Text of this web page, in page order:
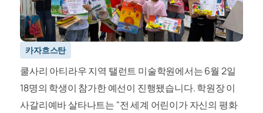
카자흐스탄
쿨사리 아티라우 지역 탤런트 미술학원에서는 6월 2일
18명의 학생이 참가한 예선이 진행됐습니다. 학원장 이
사갈리예바 살타나트는 "전 세계 어린이가 자신의 평화